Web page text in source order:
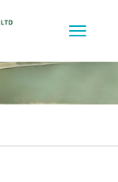
Toggle